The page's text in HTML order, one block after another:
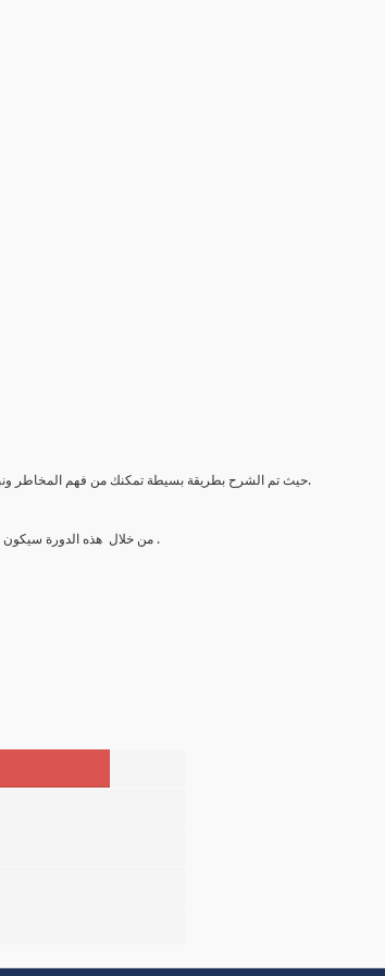
حيث تم الشرح بطريقة بسيطة تمكنك من فهم المخاطر ونبدأ الدورة من بداية مبكرة شرح تعريف المخاطر وكيفية تحديد وتحليل وتخفيف ومراقبة المخاطر.
من خلال هذه الدورة سيكون لديك المعرفة باستخدام الأدوات والتقنيات لتحديد وتحليل والتعامل مع المخاطر بطريقة محترفة .